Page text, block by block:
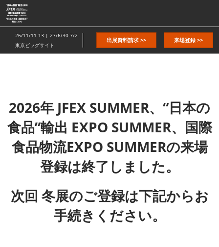
ス
キ
ッ
し
26/11/11-13 | 27/6/30-7/2
東京ビッグサイト
出展資料請求 >> 来場登録 >>
2026年 JFEX SUMMER、“日本の
食品”輸出 EXPO SUMMER、国際
食品物流EXPO SUMMERの来場
登録は終了しました。
次回 冬展のご登録は下記からお
手続きください。